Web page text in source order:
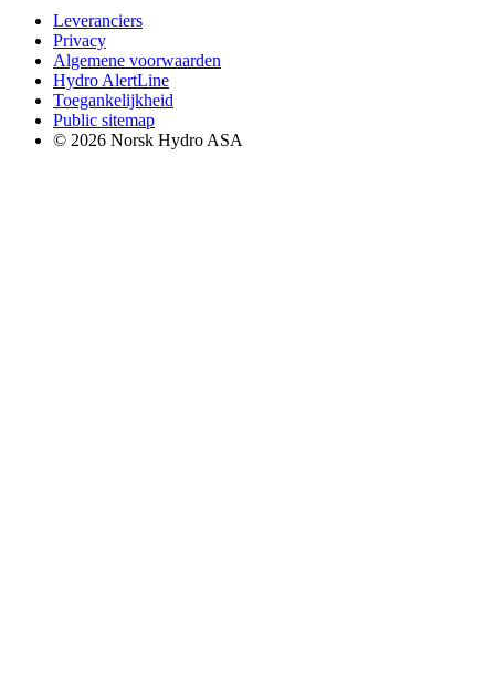
Leveranciers
Privacy
Algemene voorwaarden
Hydro AlertLine
Toegankelijkheid
Public sitemap
© 2026 Norsk Hydro ASA